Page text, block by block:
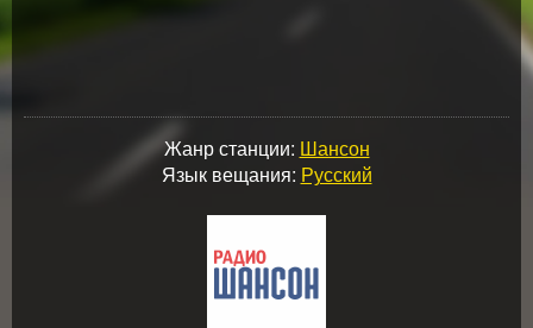
Жанр станции: Шансон
Язык вещания: Русский